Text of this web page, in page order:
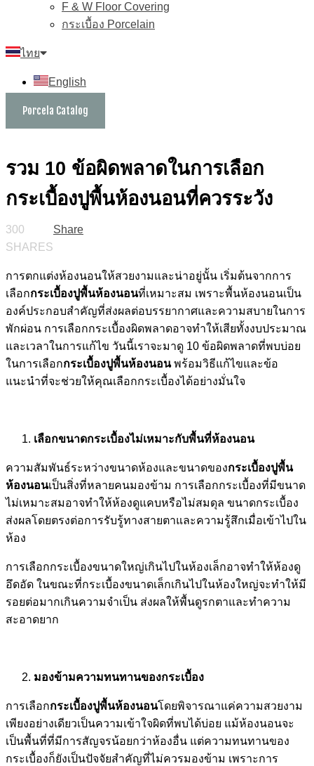
F & W Floor Covering
กระเบื้อง Porcelain
ไทย
English
Porcela Catalog
รวม 10 ข้อผิดพลาดในการเลือก
กระเบื้องปูพื้นห้องนอนที่ควรระวัง
300
SHARES
Share
การตกแต่งห้องนอนให้สวยงามและน่าอยู่นั้น เริ่มต้นจากการ
เลือกกระเบื้องปูพื้นห้องนอนที่เหมาะสม เพราะพื้นห้องนอนเป็น
องค์ประกอบสำคัญที่ส่งผลต่อบรรยากาศและความสบายในการ
พักผ่อน การเลือกกระเบื้องผิดพลาดอาจทำให้เสียทั้งงบประมาณ
และเวลาในการแก้ไข วันนี้เราจะมาดู 10 ข้อผิดพลาดที่พบบ่อย
ในการเลือกกระเบื้องปูพื้นห้องนอนพร้อมวิธีแก้ไขและข้อ
แนะนำที่จะช่วยให้คุณเลือกกระเบื้องได้อย่างมั่นใจ
เลือกขนาดกระเบื้องไม่เหมาะกับพื้นที่ห้องนอน
ความสัมพันธ์ระหว่างขนาดห้องและขนาดของกระเบื้องปูพื้น
ห้องนอนเป็นสิ่งที่หลายคนมองข้าม การเลือกกระเบื้องที่มีขนาด
ไม่เหมาะสมอาจทำให้ห้องดูแคบหรือไม่สมดุล ขนาดกระเบื้อง
ส่งผลโดยตรงต่อการรับรู้ทางสายตาและความรู้สึกเมื่อเข้าไปใน
ห้อง
การเลือกกระเบื้องขนาดใหญ่เกินไปในห้องเล็กอาจทำให้ห้องดู
อึดอัด ในขณะที่กระเบื้องขนาดเล็กเกินไปในห้องใหญ่จะทำให้มี
รอยต่อมากเกินความจำเป็น ส่งผลให้พื้นดูรกตาและทำความ
สะอาดยาก
มองข้ามความทนทานของกระเบื้อง
การเลือกกระเบื้องปูพื้นห้องนอนโดยพิจารณาแค่ความสวยงาม
เพียงอย่างเดียวเป็นความเข้าใจผิดที่พบได้บ่อย แม้ห้องนอนจะ
เป็นพื้นที่ที่มีการสัญจรน้อยกว่าห้องอื่น แต่ความทนทานของ
กระเบื้องก็ยังเป็นปัจจัยสำคัญที่ไม่ควรมองข้าม เพราะการ